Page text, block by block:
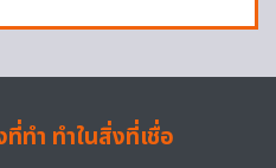
ทำ ทำในสิ่งที่เชื่อ